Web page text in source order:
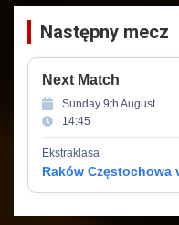
Następny mecz
Next Match
Sunday 9th August
14:45
Ekstraklasa
Raków Częstochowa